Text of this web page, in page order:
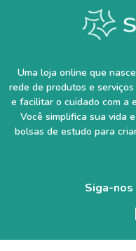
Uma loja online que
rede de produtos e
e facilitar o cuidado com a
Você simplifica sua vida
bolsas de estudo para
Siga-